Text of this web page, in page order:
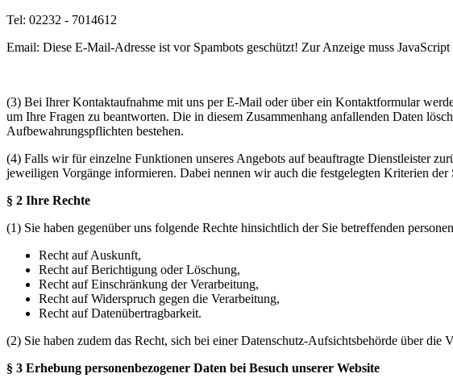
Tel: 02232 - 7014612
Email: Diese E-Mail-Adresse ist vor Spambots geschützt! Zur Anzeige muss JavaScript
(3) Bei Ihrer Kontaktaufnahme mit uns per E-Mail oder über ein Kontaktformular
um Ihre Fragen zu beantworten. Die in diesem Zusammenhang anfallenden Daten
Aufbewahrungspflichten bestehen.
(4) Falls wir für einzelne Funktionen unseres Angebots auf beauftragte Dienstleister
jeweiligen Vorgänge informieren. Dabei nennen wir auch die festgelegten Kriterien der
§ 2 Ihre Rechte
(1) Sie haben gegenüber uns folgende Rechte hinsichtlich der Sie betreffenden
Recht auf Auskunft,
Recht auf Berichtigung oder Löschung,
Recht auf Einschränkung der Verarbeitung,
Recht auf Widerspruch gegen die Verarbeitung,
Recht auf Datenübertragbarkeit.
(2) Sie haben zudem das Recht, sich bei einer Datenschutz-Aufsichtsbehörde über die
§ 3 Erhebung personenbezogener Daten bei Besuch unserer Website